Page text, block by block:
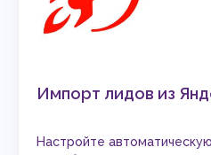
Импорт лидов из
Настройте